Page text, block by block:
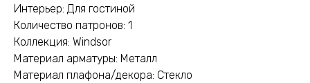
Интерьер: Для гостиной
Количество патронов: 1
Коллекция: Windsor
Материал арматуры: Металл
Материал плафона/декора: Стекло